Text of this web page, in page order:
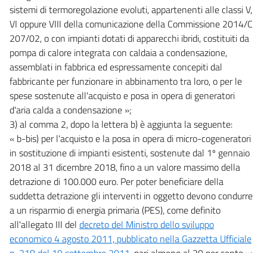
sistemi di termoregolazione evoluti, appartenenti alle classi V,
VI oppure VIII della comunicazione della Commissione 2014/C
207/02, o con impianti dotati di apparecchi ibridi, costituiti da
pompa di calore integrata con caldaia a condensazione,
assemblati in fabbrica ed espressamente concepiti dal
fabbricante per funzionare in abbinamento tra loro, o per le
spese sostenute all'acquisto e posa in opera di generatori
d'aria calda a condensazione »;
3) al comma 2, dopo la lettera b) è aggiunta la seguente:
« b-bis) per l'acquisto e la posa in opera di micro-cogeneratori
in sostituzione di impianti esistenti, sostenute dal 1º gennaio
2018 al 31 dicembre 2018, fino a un valore massimo della
detrazione di 100.000 euro. Per poter beneficiare della
suddetta detrazione gli interventi in oggetto devono condurre
a un risparmio di energia primaria (PES), come definito
all'allegato III del decreto del Ministro dello sviluppo
economico 4 agosto 2011, pubblicato nella Gazzetta Ufficiale